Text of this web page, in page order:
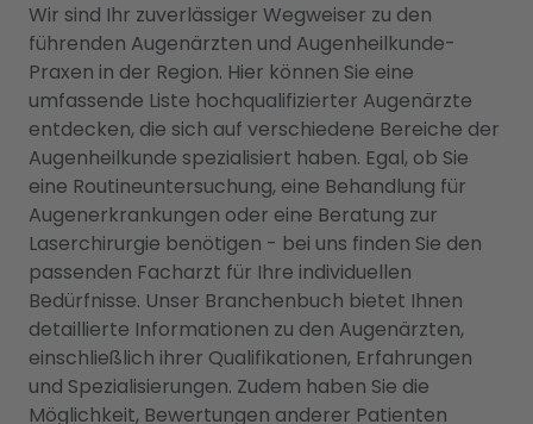
Wir sind Ihr zuverlässiger Wegweiser zu den
führenden Augenärzten und Augenheilkunde-
Praxen in der Region. Hier können Sie eine
umfassende Liste hochqualifizierter Augenärzte
entdecken, die sich auf verschiedene Bereiche der
Augenheilkunde spezialisiert haben. Egal, ob Sie
eine Routineuntersuchung, eine Behandlung für
Augenerkrankungen oder eine Beratung zur
Laserchirurgie benötigen - bei uns finden Sie den
passenden Facharzt für Ihre individuellen
Bedürfnisse. Unser Branchenbuch bietet Ihnen
detaillierte Informationen zu den Augenärzten,
einschließlich ihrer Qualifikationen, Erfahrungen
und Spezialisierungen. Zudem haben Sie die
Möglichkeit, Bewertungen anderer Patienten